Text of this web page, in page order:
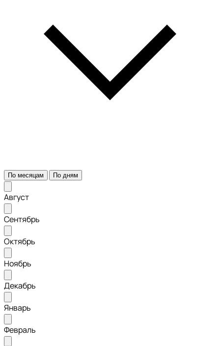
По месяцам По дням
Август
Сентябрь
Октябрь
Ноябрь
Декабрь
Январь
Февраль